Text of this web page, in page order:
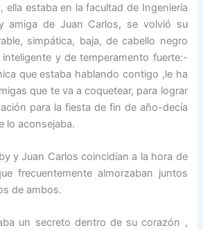
ella estaba en la facultad de Ingeniería
amiga de Juan Carlos, se volvió su
simpática, baja, de cabello negro
y de temperamento fuerte:-
que estaba hablando contigo ,le ha
que te va a coquetear, para lograr
para la fiesta de fin de año-decía
lo aconsejaba.
y Juan Carlos coincidían a la hora de
frecuentemente almorzaban juntos
de ambos.
un secreto dentro de su corazón ,